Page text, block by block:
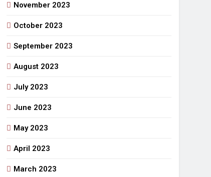
November 2023
October 2023
September 2023
August 2023
July 2023
June 2023
May 2023
April 2023
March 2023